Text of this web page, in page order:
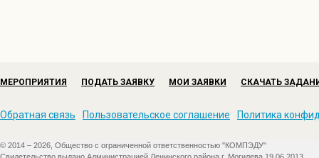
МЕРОПРИЯТИЯ ПОДАТЬ ЗАЯВКУ МОИ ЗАЯВКИ СКАЧАТЬ
Обратная связь Пользовательское соглашение Политика
© 2014 – 2026, Общество с ограниченной ответственностью "КОМПЭДУ"